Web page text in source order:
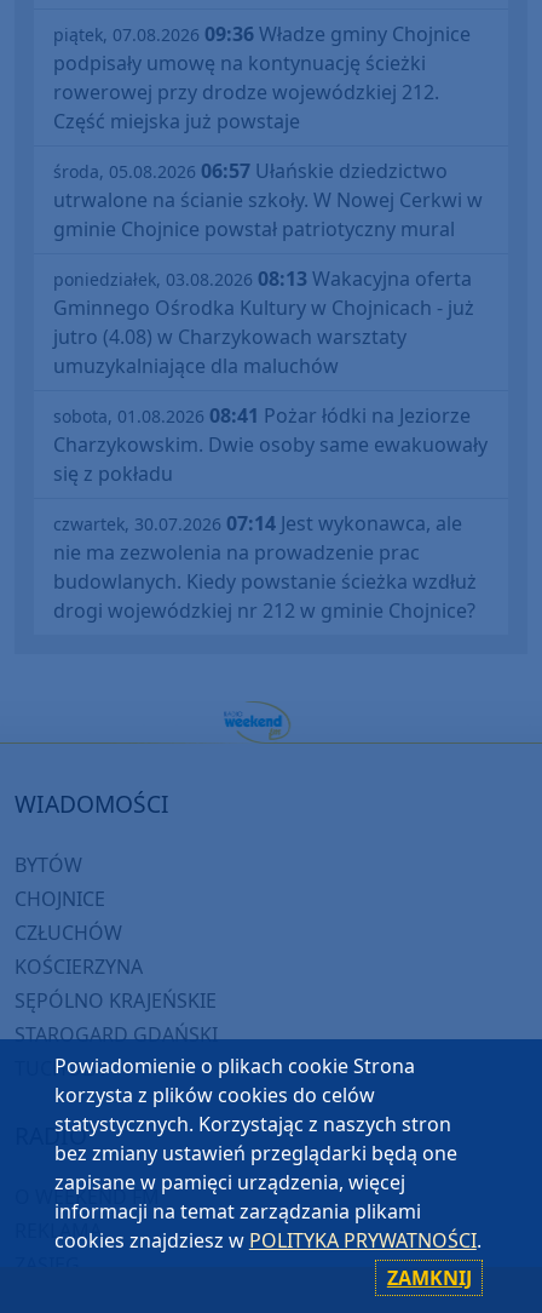
piątek, 07.08.2026 09:36Władze gminy Chojnice
podpisały umowę na kontynuację ścieżki
rowerowej przy drodze wojewódzkiej 212.
Część miejska już powstaje
środa, 05.08.2026 06:57 Ułańskie dziedzictwo
utrwalone na ścianie szkoły. W Nowej Cerkwi w
gminie Chojnice powstał patriotyczny mural
poniedziałek, 03.08.2026 08:13Wakacyjna oferta
Gminnego Ośrodka Kultury w Chojnicach - już
jutro (4.08) w Charzykowach warsztaty
umuzykalniające dla maluchów
sobota, 01.08.2026 08:41 Pożar łódki na Jeziorze
Charzykowskim. Dwie osoby same ewakuowały
się z pokładu
czwartek, 30.07.2026 07:14 Jest wykonawca, ale
nie ma zezwolenia na prowadzenie prac
budowlanych. Kiedy powstanie ścieżka wzdłuż
drogi wojewódzkiej nr 212 w gminie Chojnice?
WIADOMOŚCI
BYTÓW
CHOJNICE
CZŁUCHÓW
KOŚCIERZYNA
SĘPÓLNO KRAJEŃSKIE
STAROGARD GDAŃSKI
TUCHOLA
RADIO
O WEEKEND FM
REKLAMA
Powiadomienie o plikach cookie Strona
korzysta z plików cookies do celów
statystycznych. Korzystając z naszych stron
bez zmiany ustawień przeglądarki będą one
zapisane w pamięci urządzenia, więcej
informacji na temat zarządzania plikami
cookies znajdziesz w POLITYKA PRYWATNOŚCI.
ZAMKNIJ